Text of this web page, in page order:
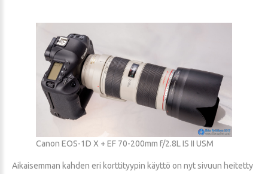
Canon EOS-1D X + EF 70-200mm f/2.8L IS II USM
Aikaisemman kahden eri korttityypin käyttö on nyt sivuun heitetty